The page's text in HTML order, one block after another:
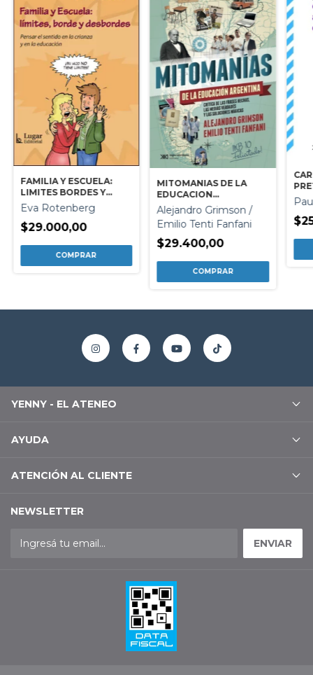
FAMILIA Y ESCUELA:
LIMITES BORDES Y
DESBORDES
Eva Rotenberg
$29.000,00
MITOMANIAS DE LA
EDUCACION
ARGENTINA
Alejandro Grimson /
Emilio Tenti Fanfani
$29.400,00
YENNY - EL ATENEO
AYUDA
ATENCIÓN AL CLIENTE
NEWSLETTER